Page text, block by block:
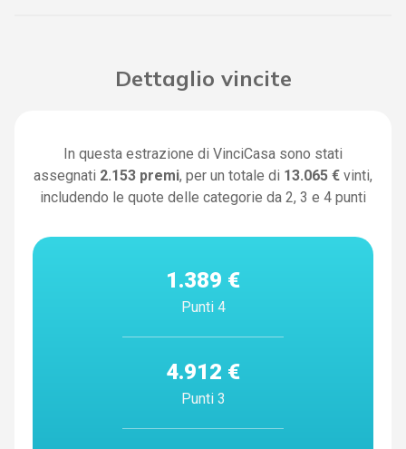
Dettaglio vincite
In questa estrazione di VinciCasa sono stati
assegnati 2.153 premi, per un totale di 13.065 € vinti,
includendo le quote delle categorie da 2, 3 e 4 punti
1.389 €
Punti 4
4.912 €
Punti 3